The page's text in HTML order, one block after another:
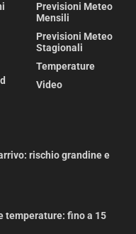
Previsioni Meteo
Mensili
Previsioni Meteo
Stagionali
Temperature
Video
rischio grandine e
temperature: fino a 15